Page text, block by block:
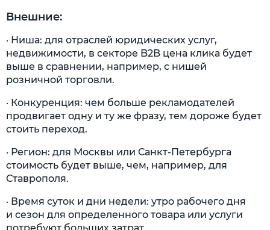
Внешние:
· Ниша: для отраслей юридических услуг,
недвижимости, в секторе B2B цена клика будет
выше в сравнении, например, с нишей
розничной торговли.
· Конкуренция: чем больше рекламодателей
продвигает одну и ту же фразу, тем дороже будет
стоить переход.
· Регион: для Москвы или Санкт-Петербурга
стоимость будет выше, чем, например, для
Ставрополя.
· Время суток и дни недели: утро рабочего дня
и сезон для определенного товара или услуги
потребуют больших затрат.